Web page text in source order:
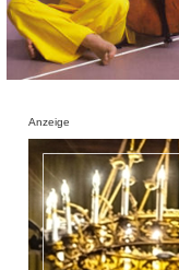
Anzeige